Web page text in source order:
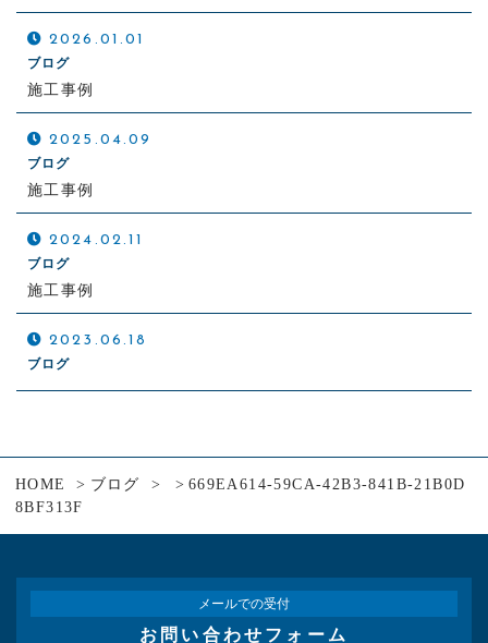
2026.01.01
ブログ
施工事例
2025.04.09
ブログ
施工事例
2024.02.11
ブログ
施工事例
2023.06.18
ブログ
HOME ブログ
669EA614-59CA-42B3-841B-21B0D
8BF313F
メールでの受付
お問い合わせフォーム